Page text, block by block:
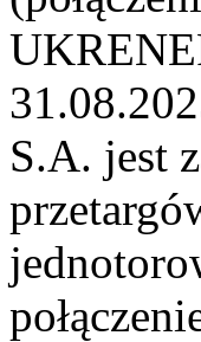
S.A. jest